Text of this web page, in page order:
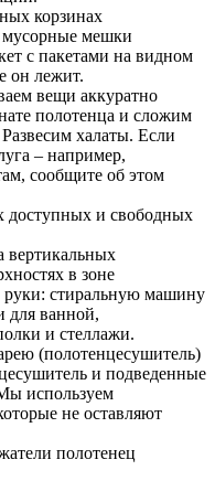
корзинах
мешки
с пакетами на видном
он лежит.
вещи аккуратно
полотенца и сложим
халаты. Если
– например,
сообщите об этом
доступных и свободных
вертикальных
в зоне
руки: стиральную машину
для ванной,
и стеллажи.
(полотенцесушитель)
и подведенные
используем
не оставляют
полотенец